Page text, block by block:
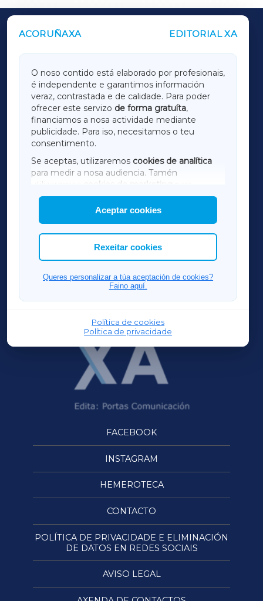
ACORUÑAXA EDITORIAL XA
O noso contido está elaborado por profesionais,
é independente e garantimos información
veraz, contrastada e de calidade. Para poder
ofrecer este servizo de forma gratuíta,
financiamos a nosa actividade mediante
publicidade. Para iso, necesitamos o teu
consentimento.
Se aceptas, utilizaremos cookies de analítica
para medir a nosa audiencia. Tamén
utilizaremos
cookies de marketing
mostrar publicidade de terceiros.
Así mesmo, podes personalizar a elección das
cookies que desexas permitir.
Aceptar cookies
Rexeitar cookies
Queres personalizar a túa aceptación de cookies?
Faino aquí.
Política de cookies
Política de privacidade
OUTROS PERIÓDICOS
LUGOXA
TERRACHAXA
AMARIÑAXA
RIBEIRASACRAXA
ACORUÑAXA
FERROLXA
OURENSEXA
FACEBOOK
INSTAGRAM
HEMEROTECA
CONTACTO
POLÍTICA DE PRIVACIDADE E ELIMINACIÓN
DE DATOS EN REDES SOCIAIS
AVISO LEGAL